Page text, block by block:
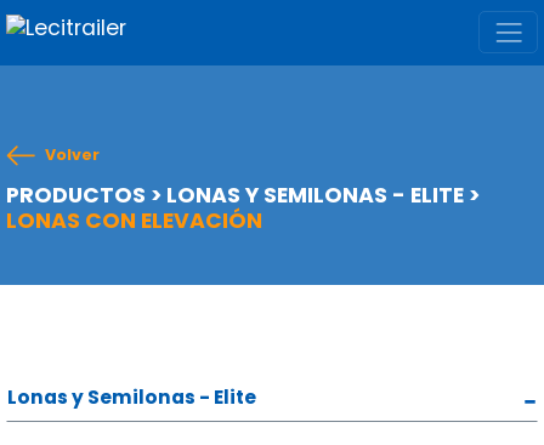
Volver
PRODUCTOS > LONAS Y SEMILONAS - ELITE >
LONAS CON ELEVACIÓN
Lonas y Semilonas - Elite